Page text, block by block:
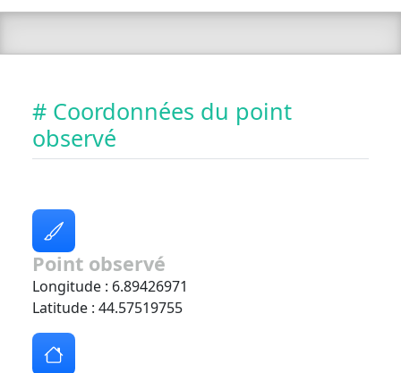
# Coordonnées du point
observé
Point observé
Longitude : 6.89426971
Latitude : 44.57519755